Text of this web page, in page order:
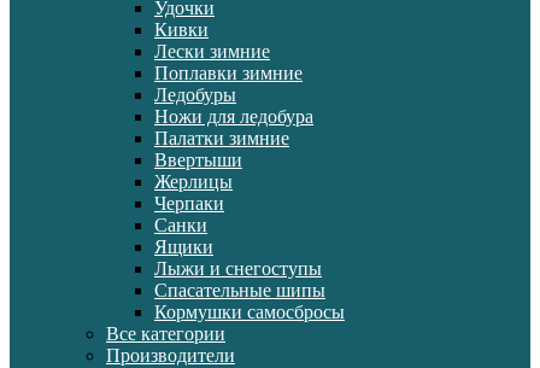
Удочки
Кивки
Лески зимние
Поплавки зимние
Ледобуры
Ножи для ледобура
Палатки зимние
Ввертыши
Жерлицы
Черпаки
Санки
Ящики
Лыжи и снегоступы
Спасательные шипы
Кормушки самосбросы
Все категории
Производители